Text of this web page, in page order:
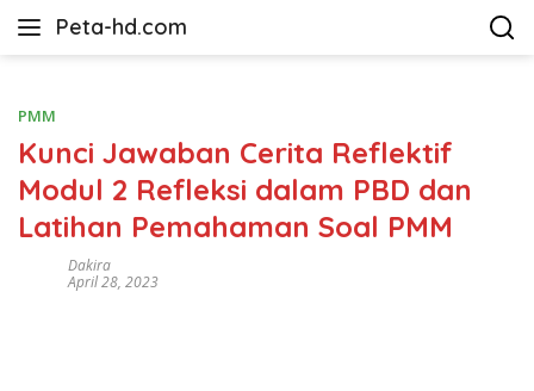
Peta-hd.com
Kumpulan
PMM
Kunci Jawaban Cerita Reflektif
Modul 2 Refleksi dalam PBD dan
Latihan Pemahaman Soal PMM
Dakira
April 28, 2023